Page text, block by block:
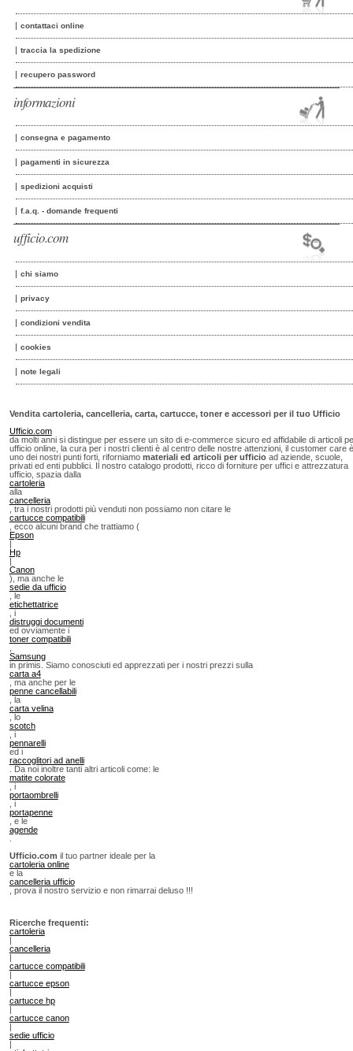
contattaci online
traccia la spedizione
recupero password
informazioni
consegna e pagamento
pagamenti in sicurezza
spedizioni acquisti
f.a.q. - domande frequenti
ufficio.com
chi siamo
privacy
condizioni vendita
cookies
note legali
Vendita cartoleria, cancelleria, carta, cartucce, toner e accessori per il tuo Ufficio
Ufficio.com
da molti anni si distingue per essere un sito di e-commerce sicuro ed affidabile di articoli
ufficio online, la cura per i nostri clienti è al centro delle nostre attenzioni, il customer care è
uno dei nostri punti forti, riforniamo materiali ed articoli per ufficioad aziende, scuole,
privati ed enti pubblici. Il nostro catalogo prodotti, ricco di forniture per uffici e attrezzatura
ufficio, spazia dalla
cartoleria
alla
cancelleria
, tra i nostri prodotti più venduti non possiamo non citare le
cartucce compatibili
, ecco alcuni brand che trattiamo (
Epson
|
Hp
|
Canon
), ma anche le
sedie da ufficio
, le
etichettatrice
, i
distruggi documenti
ed ovviamente i
toner compatibili
Samsung
in primis. Siamo conosciuti ed apprezzati per i nostri prezzi sulla
carta a4
, ma anche per le
penne cancellabili
, la
carta velina
, lo
scotch
, i
pennarelli
ed i
raccoglitori ad anelli
. Da noi inoltre tanti altri articoli come: le
matite colorate
, i
portaombrelli
, i
portapenne
, e le
agende
Ufficio.com il tuo partner ideale per la
cartoleria online
e la
cancelleria ufficio
, prova il nostro servizio e non rimarrai deluso !!!
Ricerche frequenti:
cartoleria
|
cancelleria
|
cartucce compatibili
|
cartucce epson
|
cartucce hp
|
cartucce canon
|
sedie ufficio
|